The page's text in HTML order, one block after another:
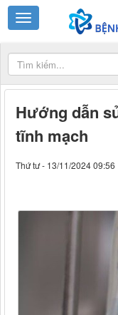
Hướng dẫn
tĩnh mạch
Thứ tư - 13/11/2024 09:56